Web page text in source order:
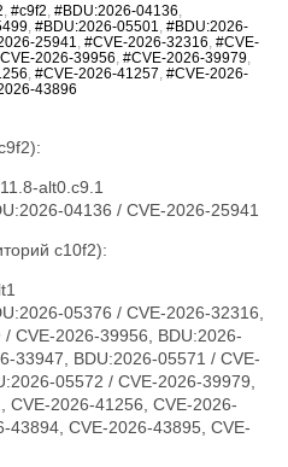
#c9f2 #BDU:2026-04136
#BDU:2026-05501
#BDU:2026-
25941 #CVE-2026-32316 #CVE-
2026-39956 #CVE-2026-39979
#CVE-2026-41257 #CVE-2026-
43896
alt0.c9.1
04136 / CVE-2026-25941
c10f2):
05376 / CVE-2026-32316,
/ CVE-2026-39956, BDU:2026-
33947, BDU:2026-05571 / CVE-
05572 / CVE-2026-39979,
CVE-2026-41256, CVE-2026-
43894, CVE-2026-43895, CVE-